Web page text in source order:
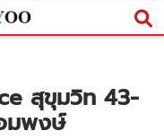
สุขุมวิท 43-
มพงษ์